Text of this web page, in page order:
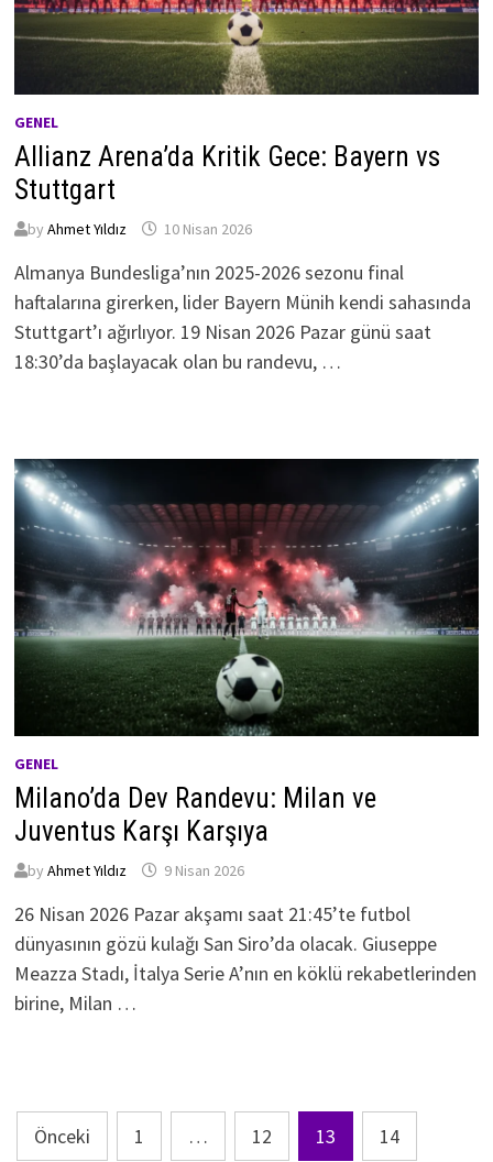
GENEL
Allianz Arena’da Kritik Gece: Bayern vs
Stuttgart
by Ahmet Yıldız 10 Nisan 2026
Almanya Bundesliga’nın 2025-2026 sezonu final
haftalarına girerken, lider Bayern Münih kendi sahasında
Stuttgart’ı ağırlıyor. 19 Nisan 2026 Pazar günü saat
18:30’da başlayacak olan bu randevu, …
GENEL
Milano’da Dev Randevu: Milan ve
Juventus Karşı Karşıya
by Ahmet Yıldız 9 Nisan 2026
26 Nisan 2026 Pazar akşamı saat 21:45’te futbol
dünyasının gözü kulağı San Siro’da olacak. Giuseppe
Meazza Stadı, İtalya Serie A’nın en köklü rekabetlerinden
birine, Milan …
Yazı
Önceki 1 … 12 13 14